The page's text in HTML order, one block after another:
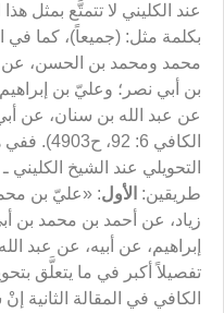
عند الكليني لا تتمتَّع بمثل
بكلمة مثل: (جميعاً)، كما في
محمد ومحمد بن الحسن، عن
بن أبي نصر؛ وعليّ بن
عن عبد الله بن سنان، عن
الكافي 6:
التحويلي عند الشيخ
طريقين: الأول: «عليّ بن
زياد، عن أحمد بن محمد بن
إبراهيم، عن أبيه، عن عبد
تفصيلاً أكبر في ما يتعلَّق
الكافي في المقالة الثانية